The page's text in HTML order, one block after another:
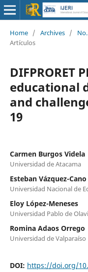
Home / Archives /
Artículos
DIFPRORET
educational
and
19
Carmen Burgos Videla
Universidad de Atacama
Esteban Vázquez-Cano
Universidad Nacional de
Eloy López-Meneses
Universidad Pablo de
Romina Adaos Orrego
Universidad de Valparaíso
DOI: https://doi.org/